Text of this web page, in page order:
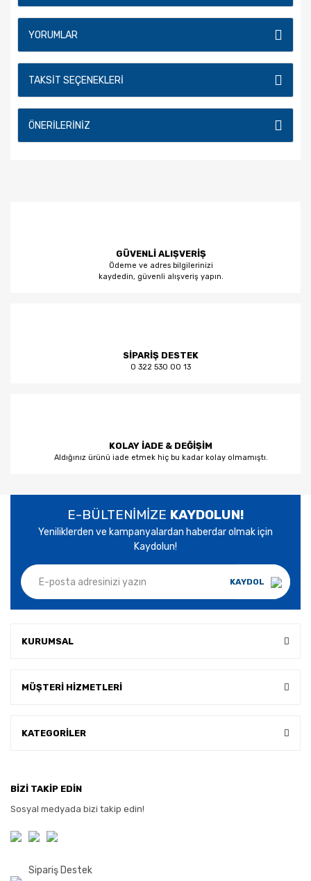
YORUMLAR
TAKSIT SEÇENEKLERI
ÖNERILERINIZ
GÜVENLİ ALIŞVERİŞ
Ödeme ve adres bilgilerinizi
kaydedin, güvenli alışveriş yapın.
SİPARİŞ DESTEK
0 322 530 00 13
KOLAY İADE & DEĞİŞİM
Aldığınız ürünü iade etmek hiç bu kadar kolay olmamıştı.
E-BÜLTENİMİZE KAYDOLUN!
Yeniliklerden ve kampanyalardan haberdar olmak için
Kaydolun!
KAYDOL
KURUMSAL
MÜŞTERİ HİZMETLERİ
KATEGORİLER
BİZİ TAKİP EDİN
Sosyal medyada bizi takip edin!
Sipariş Destek